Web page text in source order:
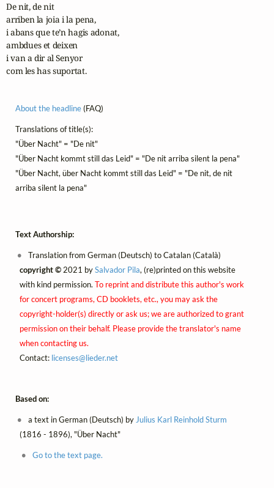
De nit, de nit
arriben la joia i la pena,
i abans que te’n hagis adonat,
ambdues et deixen
i van a dir al Senyor
com les has suportat.
About the headline(FAQ)
Translations of title(s):
"Über Nacht" = "De nit"
"Über Nacht kommt still das Leid" = "De nit arriba silent la pena"
"Über Nacht, über Nacht kommt still das Leid" = "De nit, de nit
arriba silent la pena"
Text Authorship:
Translation from German (Deutsch) to Catalan (Català)
copyright ©2021 bySalvador Pila, (re)printed on this website
with kind permission. To reprint and distribute this author's work
for concert programs, CD booklets, etc., you may ask the
copyright-holder(s) directly or ask us; we are authorized to grant
permission on their behalf. Please provide the translator's name
when contacting us.
Contact: licenses@lieder.net
Based on:
a text in German (Deutsch) by Julius Karl Reinhold Sturm
(1816 - 1896), "Über Nacht"
Go to the text page.